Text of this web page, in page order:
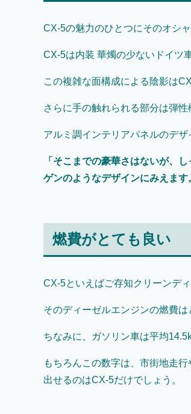
CX-5の魅力のひとつにそのオシ
CX-5は内装 華燭の少ないドイツ
この複雑な面構成による陰影は
さらに手の触れられる部分は弾
アルミ調インテリアパネルのデザ
「そこまでの豪華さはないが、
ゲンのようなデザインにみえます
燃費がとても良い
CX-5といえばご存知クリーンデ
そのディーゼルエンジンの燃費
ちなみに、ガソリン車は平均
もちろんこの数字は、市街地走
出せるのはCX-5だけでしょう。